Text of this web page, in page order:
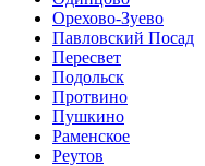
Орехово-Зуево
Павловский Посад
Пересвет
Подольск
Протвино
Пушкино
Раменское
Реутов